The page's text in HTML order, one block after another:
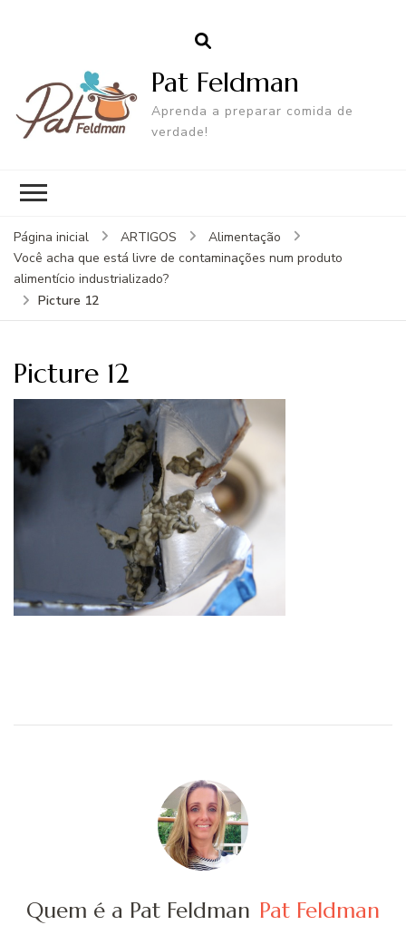
Pat Feldman
Aprenda a preparar comida de
verdade!
Página inicial ARTIGOS
Alimentação
Você acha que está livre de contaminações num produto
alimentício industrializado?
Picture 12
Picture 12
Quem é a Pat Feldman Pat Feldman